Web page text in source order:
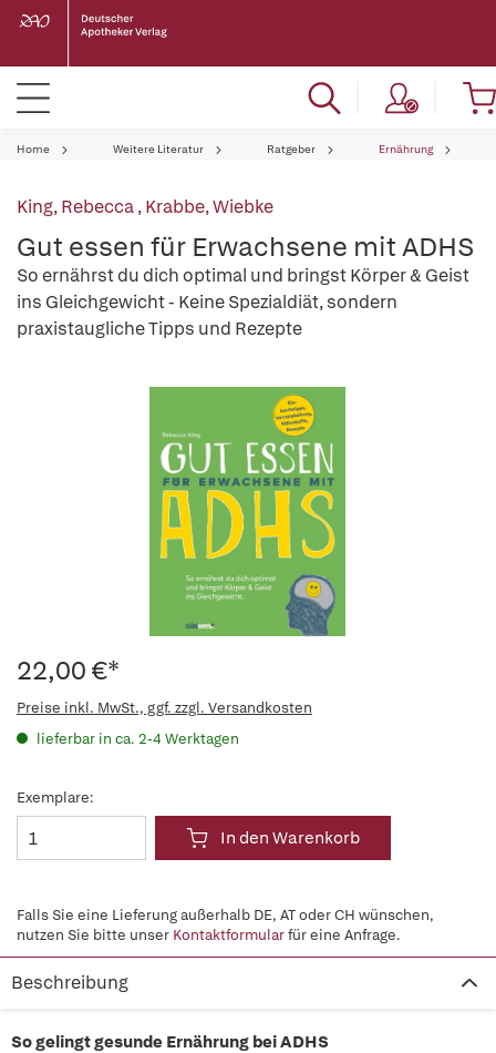
Home Weitere Literatur Ratgeber Ernährung
King, Rebecca,Krabbe, Wiebke
Gut essen für Erwachsene mit ADHS
So ernährst du dich optimal und bringst Körper & Geist
ins Gleichgewicht - Keine Spezialdiät, sondern
praxistaugliche Tipps und Rezepte
22,00 €*
Preise inkl. MwSt., ggf. zzgl. Versandkosten
lieferbar in ca. 2-4 Werktagen
Exemplare:
In den Warenkorb
Falls Sie eine Lieferung außerhalb DE, AT oder CH wünschen,
nutzen Sie bitte unser Kontaktformularfür eine Anfrage.
Beschreibung
So gelingt gesunde Ernährung bei ADHS